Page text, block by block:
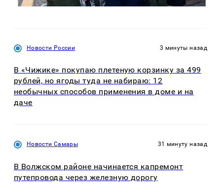
Новости России 3 минуты назад
В «Чижике» покупаю плетеную корзинку за 499
рублей, но ягоды туда не набираю: 12
необычных способов применения в доме и на
даче
Новости Самары 31 минуту назад
В Волжском районе начинается капремонт
путепровода через железную дорогу